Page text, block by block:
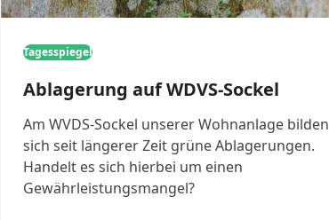
Tagesspiegel
Ablagerung auf WDVS-Sockel
Am WVDS-Sockel unserer Wohnanlage bilden
sich seit längerer Zeit grüne Ablagerungen.
Handelt es sich hierbei um einen
Gewährleistungsmangel?